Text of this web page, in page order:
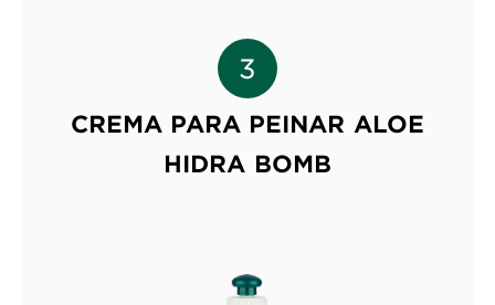
CREMA PARA PEINAR ALOE
HIDRA BOMB